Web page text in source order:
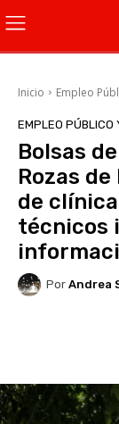
Inicio Empleo
EMPLEO PÚBLICO
Bolsas
Rozas
de
técnicos
Por Andrea